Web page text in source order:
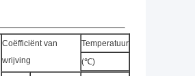
Coëfficiënt van
wrijving
Temperatuur
(℃)